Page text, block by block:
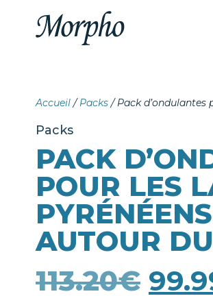
Accueil/Packs/ Pack d’ondulantes
Packs
PACK
POUR LES
AUTOUR
113.20€